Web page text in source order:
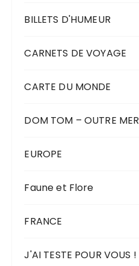
BILLETS D'HUMEUR
CARNETS DE VOYAGE
CARTE DU MONDE
DOM TOM – OUTRE MER
EUROPE
Faune et Flore
FRANCE
J'AI TESTE POUR VOUS !